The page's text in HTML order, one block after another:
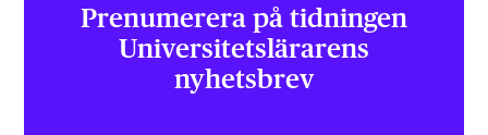
Prenumerera på tidningen
Universitets­lärarens
nyhetsbrev